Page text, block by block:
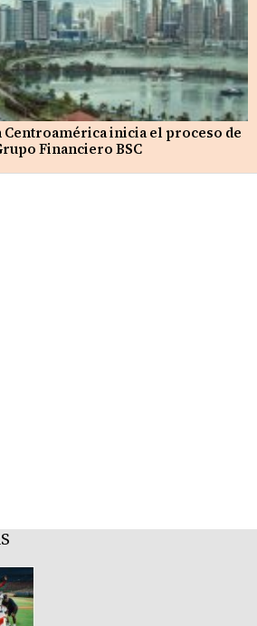
inicia el proceso de
Financiero BSC